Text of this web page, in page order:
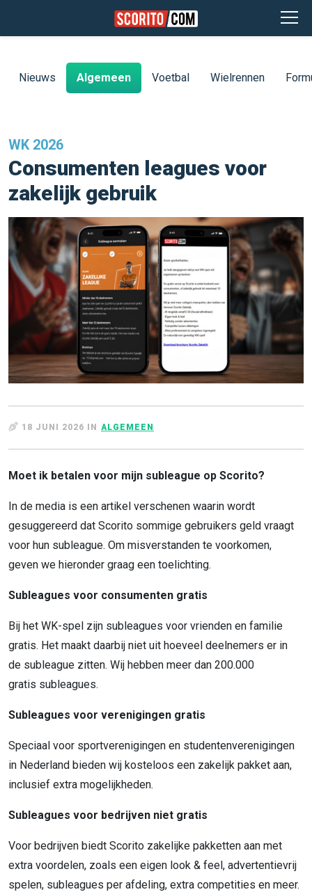
Nieuws Algemeen Voetbal Wielrennen
WK 2026
Consumenten leagues voor
zakelijk gebruik
18 JUNI 2026 IN ALGEMEEN
Moet ik betalen voor mijn subleague op Scorito?
In de media is een artikel verschenen waarin wordt
gesuggereerd dat Scorito sommige gebruikers geld vraagt
voor hun subleague. Om misverstanden te voorkomen,
geven we hieronder graag een toelichting.
Subleagues voor consumenten gratis
Bij het WK-spel zijn subleagues voor vrienden en familie
gratis. Het maakt daarbij niet uit hoeveel deelnemers er in
de subleague zitten. Wij hebben meer dan 200.000
gratis subleagues.
Subleagues voor verenigingen gratis
Speciaal voor sportverenigingen en studentenverenigingen
in Nederland bieden wij kosteloos een zakelijk pakket aan,
inclusief extra mogelijkheden.
Subleagues voor bedrijven niet gratis
Voor bedrijven biedt Scorito zakelijke pakketten aan met
extra voordelen, zoals een eigen look & feel, advertentievrij
spelen, subleagues per afdeling, extra competities en meer.